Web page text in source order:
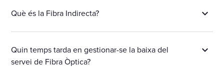
Què és la Fibra Indirecta?
Quin temps tarda en gestionar-se la baixa del
servei de Fibra Òptica?